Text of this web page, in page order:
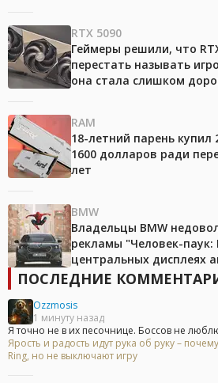
RTX 5090
Геймеры решили, что
перестать называть
она стала слишком
RAM
18-летний парень купил
1600 долларов ради
лет
BMW
Владельцы BMW
рекламы "Человек-
центральных дисплеях
ПОСЛЕДНИЕ
Ozzmosis
1 минуту назад
Я точно не в их песочнице. Боссов не
Ярость и радость идут рука об руку –
Ring, но не выключают игру